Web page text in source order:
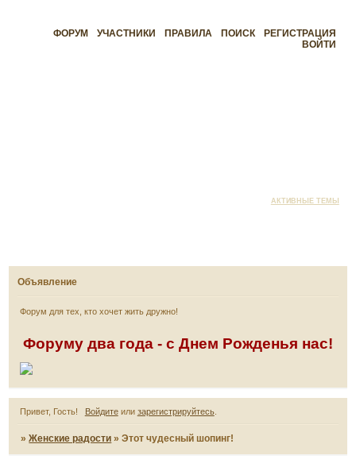
ФОРУМ УЧАСТНИКИ ПРАВИЛА ПОИСК
РЕГИСТРАЦИЯ
ВОЙТИ
АКТИВНЫЕ ТЕМЫ
Объявление
Форум для тех, кто хочет жить дружно!
Форуму два года - с Днем Рожденья нас!
Привет, Гость! Войдитеили зарегистрируйтесь.
»Женские радости »Этот чудесный шопинг!